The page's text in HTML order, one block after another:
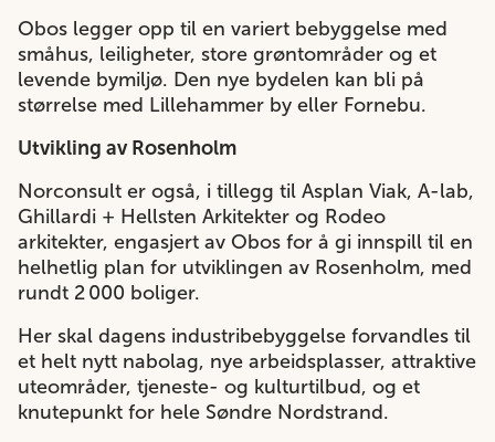
Obos legger opp til en variert bebyggelse med
småhus, leiligheter, store grøntområder og et
levende bymiljø. Den nye bydelen kan bli på
størrelse med Lillehammer by eller Fornebu.
Utvikling avRosenholm
Norconsult er også, i tillegg til Asplan Viak, A-lab,
Ghillardi + Hellsten Arkitekter og Rodeo
arkitekter, engasjert av Obos for å gi innspill til en
helhetlig plan for utviklingen av Rosenholm, med
rundt 2 000 boliger.
Her skal dagens industribebyggelse forvandles til
et helt nytt nabolag, nye arbeidsplasser, attraktive
uteområder, tjeneste- og kulturtilbud, og et
knutepunkt for hele Søndre Nordstrand.